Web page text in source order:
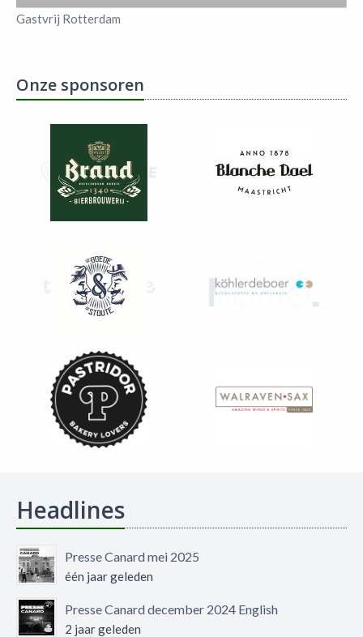
Gastvrij Rotterdam
Onze sponsoren
Headlines
Presse Canard mei 2025
één jaar geleden
Presse Canard december 2024 English
2 jaar geleden